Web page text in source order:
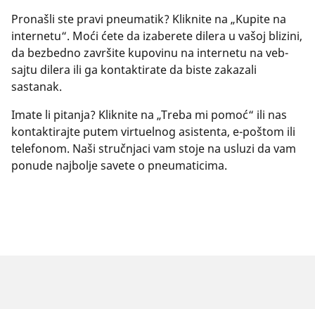
Pronašli ste pravi pneumatik? Kliknite na „Kupite na
internetu“. Moći ćete da izaberete dilera u vašoj blizini,
da bezbedno završite kupovinu na internetu na veb-
sajtu dilera ili ga kontaktirate da biste zakazali
sastanak.
Imate li pitanja? Kliknite na „Treba mi pomoć“ ili nas
kontaktirajte putem virtuelnog asistenta, e-poštom ili
telefonom. Naši stručnjaci vam stoje na usluzi da vam
ponude najbolje savete o pneumaticima.